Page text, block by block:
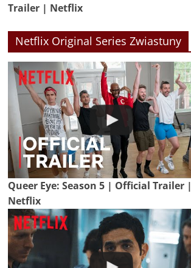
Trailer | Netflix
Netflix Original Series Zwiastuny
Queer Eye: Season 5 | Official Trailer |
Netflix